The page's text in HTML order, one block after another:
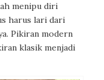
menipu diri
harus lari dari
Pikiran modern
klasik menjadi